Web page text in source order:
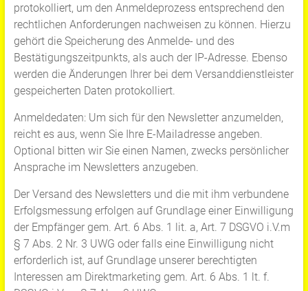
protokolliert, um den Anmeldeprozess entsprechend den
rechtlichen Anforderungen nachweisen zu können. Hierzu
gehört die Speicherung des Anmelde- und des
Bestätigungszeitpunkts, als auch der IP-Adresse. Ebenso
werden die Änderungen Ihrer bei dem Versanddienstleister
gespeicherten Daten protokolliert.
Anmeldedaten: Um sich für den Newsletter anzumelden,
reicht es aus, wenn Sie Ihre E-Mailadresse angeben.
Optional bitten wir Sie einen Namen, zwecks persönlicher
Ansprache im Newsletters anzugeben.
Der Versand des Newsletters und die mit ihm verbundene
Erfolgsmessung erfolgen auf Grundlage einer Einwilligung
der Empfänger gem. Art. 6 Abs. 1 lit. a, Art. 7 DSGVO i.V.m
§ 7 Abs. 2 Nr. 3 UWG oder falls eine Einwilligung nicht
erforderlich ist, auf Grundlage unserer berechtigten
Interessen am Direktmarketing gem. Art. 6 Abs. 1 lt. f.